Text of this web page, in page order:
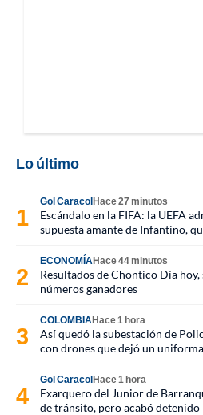
Lo último
Gol CaracolHace 27 minutos
Escándalo en la FIFA: la UEFA
supuesta amante de Infantino,
ECONOMÍAHace 44 minutos
Resultados de Chontico Día
números ganadores
COLOMBIAHace 1 hora
Así quedó la subestación de
con drones que dejó un
Gol CaracolHace 1 hora
Exarquero del Junior de
de tránsito, pero acabó detenido